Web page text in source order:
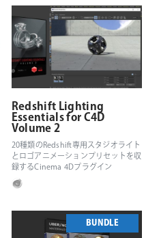
Redshift Lighting
Essentials for C4D
Volume 2
20種類のRedshift専用スタジオライト
とロゴアニメーションプリセットを収
録するCinema 4Dプラグイン
BUNDLE